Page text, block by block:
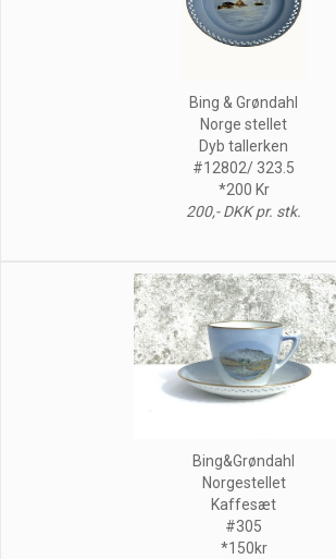
Bing & Grøndahl
Norge stellet
Dyb tallerken
#12802/ 323.5
*200 Kr
200,- DKK pr. stk.
Bing&Grøndahl
Norgestellet
Kaffesæt
#305
*150kr